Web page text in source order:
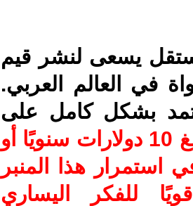
يسعى لنشر قيم
في العالم العربي.
بشكل كامل على
ساهم/ي معنا! بدعمكم بمبلغ 10 دولارات سنويًا أو
استمرار هذا المنبر
للفكر اليساري